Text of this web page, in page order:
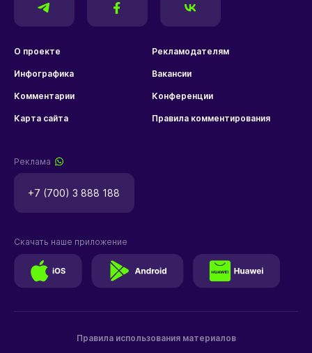
О проекте Рекламодателям
Инфографика Вакансии
Комментарии Конференции
Карта сайта Правила комментирования
Реклама
+7 (700) 3 888 188
Правила использования материалов
Скачать наше приложение